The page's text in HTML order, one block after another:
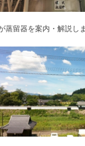
蒸留器を案内・解説し